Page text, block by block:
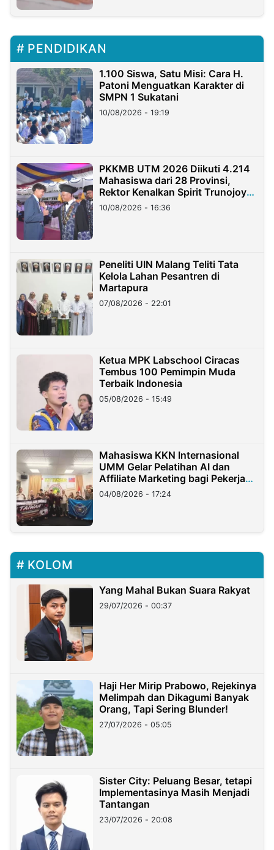
PENDIDIKAN
1.100 Siswa, Satu Misi: Cara H.
Patoni Menguatkan Karakter di
SMPN 1 Sukatani
10/08/2026 - 19:19
PKKMB UTM 2026 Diikuti 4.214
Mahasiswa dari 28 Provinsi,
Rektor Kenalkan Spirit Trunojoyo
Masa Kini
10/08/2026 - 16:36
Peneliti UIN Malang Teliti Tata
Kelola Lahan Pesantren di
Martapura
07/08/2026 - 22:01
Ketua MPK Labschool Ciracas
Tembus 100 Pemimpin Muda
Terbaik Indonesia
05/08/2026 - 15:49
Mahasiswa KKN Internasional
UMM Gelar Pelatihan AI dan
Affiliate Marketing bagi Pekerja
Migran Indonesia di Taiwan
04/08/2026 - 17:24
KOLOM
Yang Mahal Bukan Suara Rakyat
29/07/2026 - 00:37
Haji Her Mirip Prabowo, Rejekinya
Melimpah dan Dikagumi Banyak
Orang, Tapi Sering Blunder!
27/07/2026 - 05:05
Sister City: Peluang Besar, tetapi
Implementasinya Masih Menjadi
Tantangan
23/07/2026 - 20:08